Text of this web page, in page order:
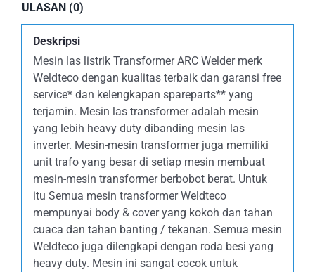
ULASAN (0)
Deskripsi
Mesin las listrik Transformer ARC Welder merk
Weldteco dengan kualitas terbaik dan garansi free
service* dan kelengkapan spareparts** yang
terjamin. Mesin las transformer adalah mesin
yang lebih heavy duty dibanding mesin las
inverter. Mesin-mesin transformer juga memiliki
unit trafo yang besar di setiap mesin membuat
mesin-mesin transformer berbobot berat. Untuk
itu Semua mesin transformer Weldteco
mempunyai body & cover yang kokoh dan tahan
cuaca dan tahan banting / tekanan. Semua mesin
Weldteco juga dilengkapi dengan roda besi yang
heavy duty. Mesin ini sangat cocok untuk